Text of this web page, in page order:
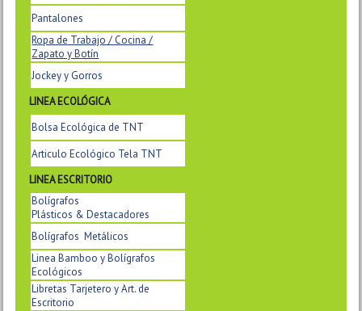
Pantalones
Ropa de Trabajo / Cocina /
Zapato y Botín
Jockey y Gorros
LINEAECOLÓGICA
Bolsa Ecológica de TNT
Articulo Ecológico Tela TNT
LINEA ESCRITORIO
Bolígrafos
Plásticos & Destacadores
Bolígrafos Metálicos
Linea Bamboo y Bolígrafos
Ecológicos
Libretas Tarjetero y Art. de
Escritorio